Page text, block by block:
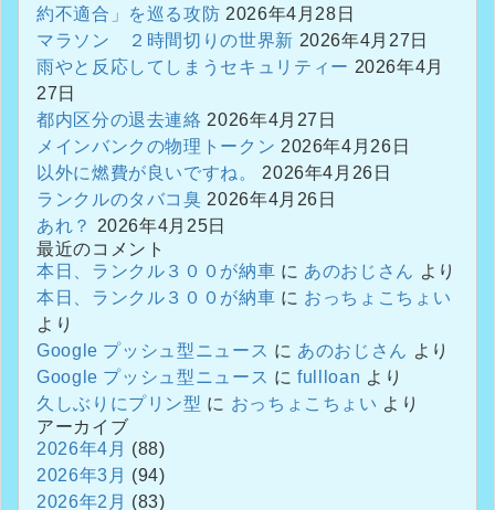
約不適合」を巡る攻防 2026年4月28日
マラソン ２時間切りの世界新 2026年4月27日
雨やと反応してしまうセキュリティー 2026年4月
27日
都内区分の退去連絡 2026年4月27日
メインバンクの物理トークン 2026年4月26日
以外に燃費が良いですね。
2026年4月26日
ランクルのタバコ臭 2026年4月26日
あれ？
2026年4月25日
最近のコメント
本日、ランクル３００が納車 に あのおじさん より
本日、ランクル３００が納車 に おっちょこちょい
より
Google プッシュ型ニュース に あのおじさん より
Google プッシュ型ニュース にfullloan より
久しぶりにプリン型 に おっちょこちょい より
アーカイブ
2026年4月 (88)
2026年3月 (94)
2026年2月 (83)